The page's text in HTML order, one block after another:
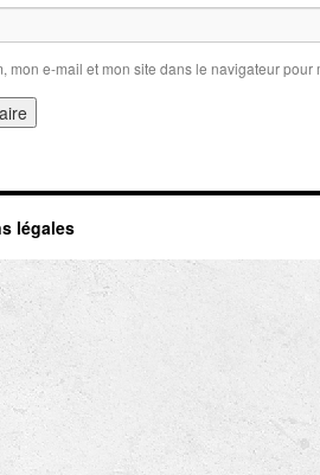
mon e-mail et mon site dans le navigateur
légales